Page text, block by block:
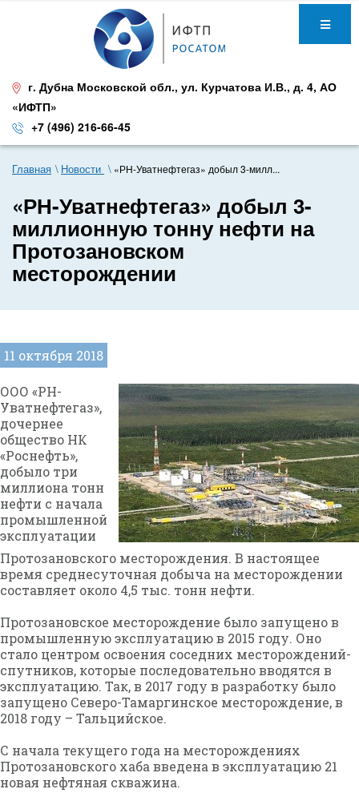
г. Дубна Московской обл., ул. Курчатова И.В., д. 4, АО
«ИФТП»
+7 (496) 216-66-45
Главная Новости «РН-Уватнефтегаз» добыл 3-милл...
«РН-Уватнефтегаз» добыл 3-
миллионную тонну нефти на
Протозановском
месторождении
11 октября 2018
ООО «РН-
Уватнефтегаз»,
дочернее
общество НК
«Роснефть»,
добыло три
миллиона тонн
нефти с начала
промышленной
эксплуатации
Протозановского месторождения. В настоящее
время среднесуточная добыча на месторождении
составляет около 4,5 тыс. тонн нефти.
Протозановское месторождение было запущено в
промышленную эксплуатацию в 2015 году. Оно
стало центром освоения соседних месторождений-
спутников, которые последовательно вводятся в
эксплуатацию. Так, в 2017 году в разработку было
запущено Северо-Тамаргинское месторождение, в
2018 году – Тальцийское.
С начала текущего года на месторождениях
Протозановского хаба введена в эксплуатацию 21
новая нефтяная скважина.